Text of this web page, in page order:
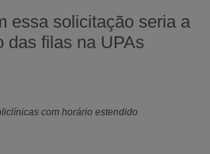
essa solicitação seria a
das filas na UPAs
com horário estendido